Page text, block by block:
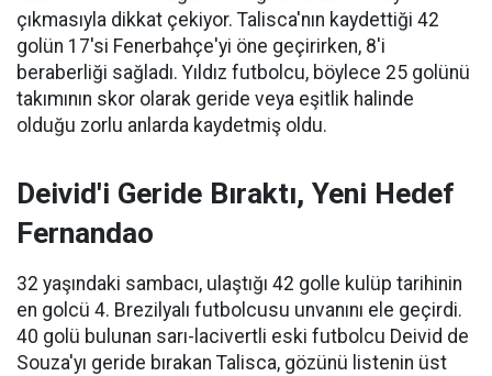
çıkmasıyla dikkat çekiyor. Talisca'nın kaydettiği 42
golün 17'si Fenerbahçe'yi öne geçirirken, 8'i
beraberliği sağladı. Yıldız futbolcu, böylece 25 golünü
takımının skor olarak geride veya eşitlik halinde
olduğu zorlu anlarda kaydetmiş oldu.
Deivid'i Geride Bıraktı, Yeni Hedef
Fernandao
32 yaşındaki sambacı, ulaştığı 42 golle kulüp tarihinin
en golcü 4. Brezilyalı futbolcusu unvanını ele geçirdi.
40 golü bulunan sarı-lacivertli eski futbolcu Deivid de
Souza'yı geride bırakan Talisca, gözünü listenin üst